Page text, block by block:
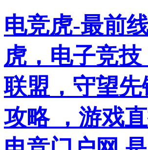
电竞虎-最前
虎，电子竞
联盟，守望
攻略 ，游戏